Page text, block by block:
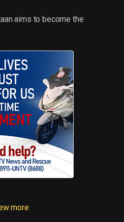
aims to become the
more